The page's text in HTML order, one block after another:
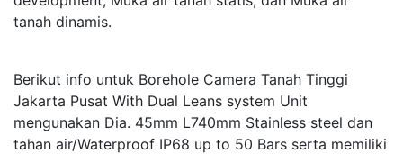
tanah dinamis.
Berikut info untuk Borehole Camera Tanah Tinggi
Jakarta Pusat With Dual Leans system Unit
mengunakan Dia. 45mm L740mm Stainless steel dan
tahan air/Waterproof IP68 up to 50 Bars serta memiliki